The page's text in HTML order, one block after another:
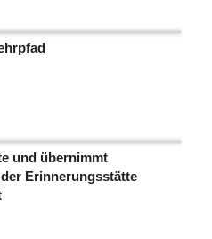
und übernimmt
Erinnerungsstätte